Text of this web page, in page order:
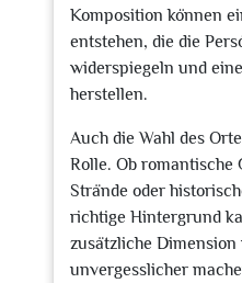
Komposition können
entstehen, die die
widerspiegeln und
herstellen.
Auch die Wahl des
Rolle. Ob romantische
Strände oder
richtige Hintergrund
zusätzliche
unvergesslicher